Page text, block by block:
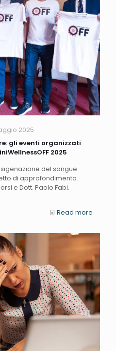
2025
gli eventi organizzati
2025
del sangue
di approfondimento.
e Dott. Paolo Fabi.
Read more